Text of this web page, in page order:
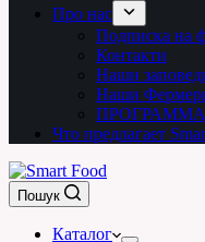
Про нас
Подписка на
Контакти
Наши
Наши
Что предлагает
Пошук
Каталог